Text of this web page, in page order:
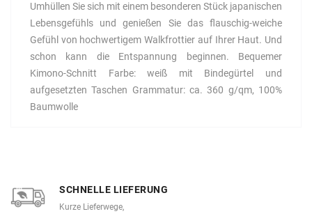
Umhüllen Sie sich mit einem besonderen Stück japanischen
Lebensgefühls und genießen Sie das flauschig-weiche
Gefühl von hochwertigem Walkfrottier auf Ihrer Haut. Und
schon kann die Entspannung beginnen. Bequemer
Kimono-Schnitt Farbe: weiß mit Bindegürtel und
aufgesetzten Taschen Grammatur: ca. 360 g/qm, 100%
Baumwolle
SCHNELLE LIEFERUNG
Kurze Lieferwege,